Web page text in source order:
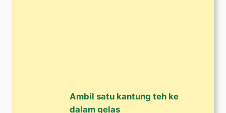
Ambil satu kantung teh ke
dalam gelas